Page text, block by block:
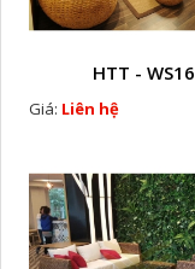
HTT - WS16
Giá: Liên hệ